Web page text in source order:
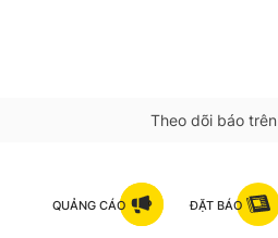
Theo dõi báo trên
QUẢNG CÁO ĐẶT BÁO